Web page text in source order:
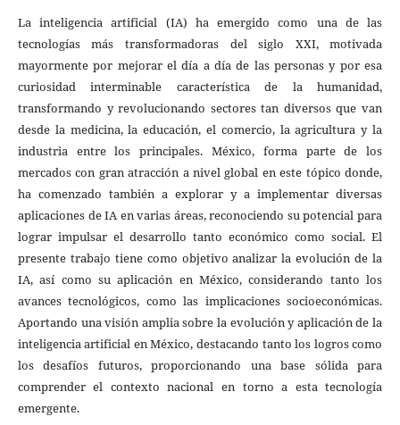
La inteligencia artificial (IA) ha emergido como una de las
tecnologías más transformadoras del siglo XXI, motivada
mayormente por mejorar el día a día de las personas y por esa
curiosidad interminable característica de la humanidad,
transformando y revolucionando sectores tan diversos que van
desde la medicina, la educación, el comercio, la agricultura y la
industria entre los principales. México, forma parte de los
mercados con gran atracción a nivel global en este tópico donde,
ha comenzado también a explorar y a implementar diversas
aplicaciones de IA en varias áreas, reconociendo su potencial para
lograr impulsar el desarrollo tanto económico como social. El
presente trabajo tiene como objetivo analizar la evolución de la
IA, así como su aplicación en México, considerando tanto los
avances tecnológicos, como las implicaciones socioeconómicas.
Aportando una visión amplia sobre la evolución y aplicación de la
inteligencia artificial en México, destacando tanto los logros como
los desafíos futuros, proporcionando una base sólida para
comprender el contexto nacional en torno a esta tecnología
emergente.